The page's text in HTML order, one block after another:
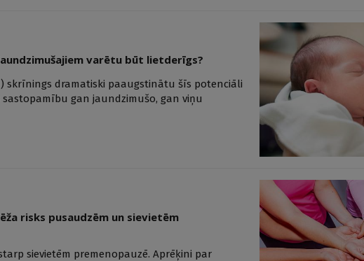
varētu būt lietderīgs?
skrīnings dramatiski paaugstinātu šīs potenciāli
gan jaundzimušo, gan viņu
risks pusaudzēm un sievietēm
sievietēm premenopauzē. Aprēķini par